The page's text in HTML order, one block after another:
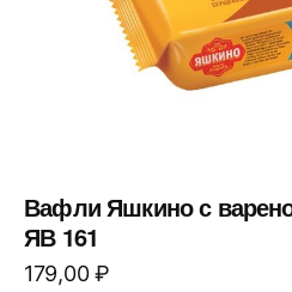
Вафли Яшкино с
ЯВ 161
179,00₽